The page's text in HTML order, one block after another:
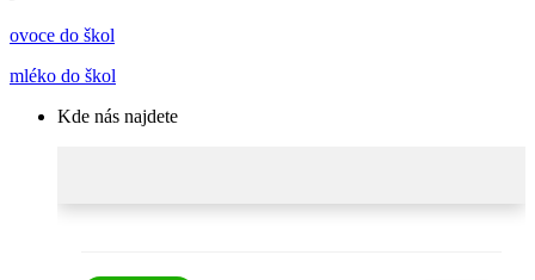
ovoce do škol
mléko do škol
Kde nás najdete